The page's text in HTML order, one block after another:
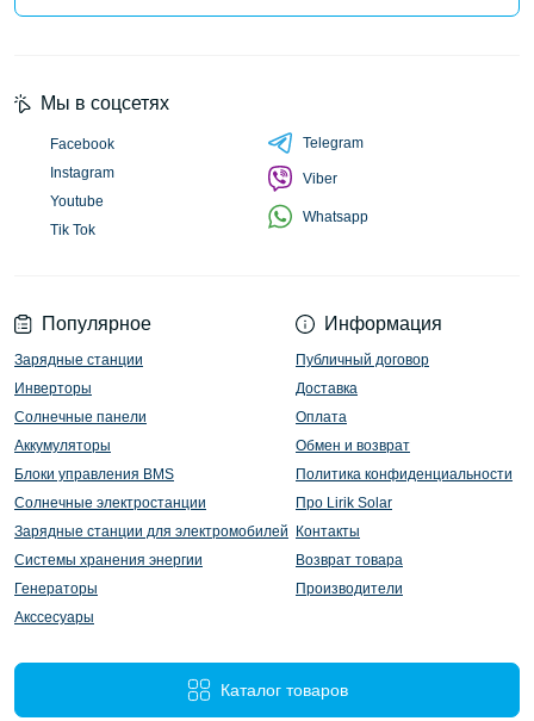
Популярное
Зарядные станции
Инверторы
Солнечные панели
Аккумуляторы
Блоки управления BMS
Солнечные электростанции
Зарядные станции для электромобилей
Системы хранения энергии
Генераторы
Акссесуары
Информация
Публичный договор
Доставка
Оплата
Обмен и возврат
Политика конфиденциальности
Про Lirik Solar
Контакты
Возврат товара
Производители
Каталог товаров
Мы в соцсетях
Facebook
Instagram
Youtube
Tik Tok
Telegram
Viber
Whatsapp